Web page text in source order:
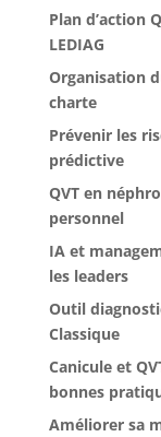
Plan d’action
LEDIAG
Organisation
charte
Prévenir les
prédictive
QVT en
personnel
IA et
les leaders
Outil
Classique
Canicule et
bonnes
Améliorer sa